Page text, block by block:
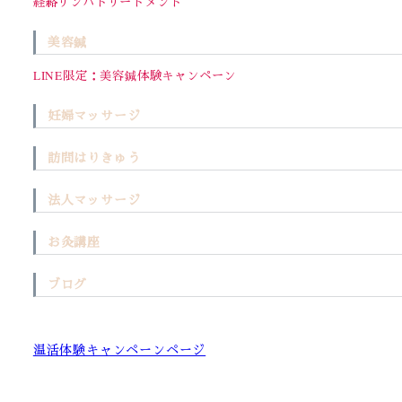
美容鍼
LINE限定：美容鍼体験キャンペーン
妊婦マッサージ
訪問はりきゅう
法人マッサージ
お灸講座
ブログ
温活体験キャンペーンページ